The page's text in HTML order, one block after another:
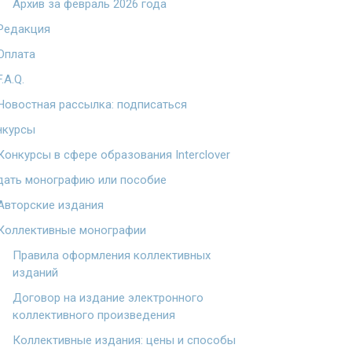
Архив за февраль 2026 года
рассылка: подписаться
в сфере образования Interclover
монографию или пособие
издания
монографии
Правила оформления коллективных
изданий
Договор на издание электронного
коллективного произведения
Коллективные издания: цены и способы